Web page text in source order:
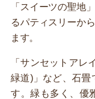
「スイーツの聖地
るパティスリーか
ます。
「サンセットアレ
緑道)」など、石畳
す。緑も多く、優